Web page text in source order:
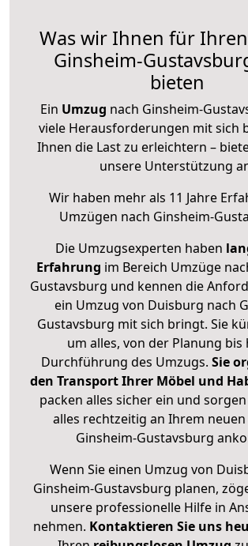
Was wir Ihnen für
Ginsheim-
bieten
Ein Umzug nach Ginsheim-
viele Herausforderungen mit sich
Ihnen die Last zu erleichtern –
unsere Unterstützung
Wir haben mehr als 11 Jahre
Umzügen nach Ginsheim-
Die Umzugsexperten haben
Erfahrung im Bereich Umzüge
Gustavsburg und kennen die
ein Umzug von Duisburg nach
Gustavsburg mit sich bringt. Sie
um alles, von der Planung bis
Durchführung des Umzugs. Sie
den Transport Ihrer Möbel und
packen alles sicher ein und
alles rechtzeitig an Ihrem
Ginsheim-Gustavsburg
Wenn Sie einen Umzug von
Ginsheim-Gustavsburg planen,
unsere professionelle Hilfe in
nehmen. Kontaktieren Sie uns